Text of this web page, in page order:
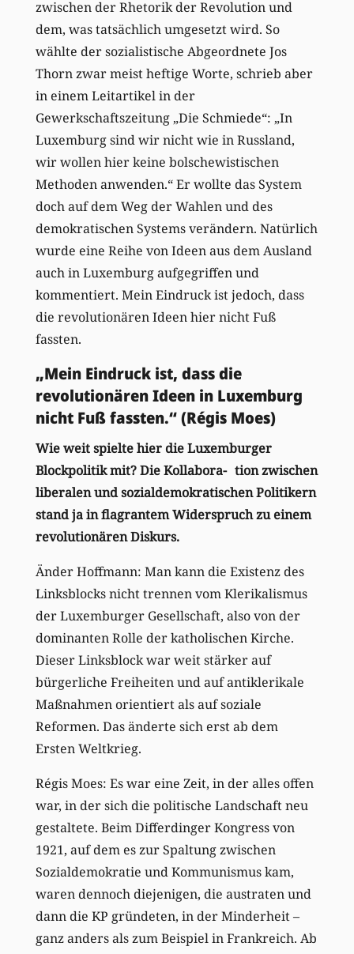
zwischen der Rhetorik der Revolution und
dem, was tatsächlich umgesetzt wird. So
wählte der sozialistische Abgeordnete Jos
Thorn zwar meist heftige Worte, schrieb aber
in einem Leitartikel in der
Gewerkschaftszeitung „Die Schmiede“: „In
Luxemburg sind wir nicht wie in Russland,
wir wollen hier keine bolschewistischen
Methoden anwenden.“ Er wollte das System
doch auf dem Weg der Wahlen und des
demokratischen Systems verändern. Natürlich
wurde eine Reihe von Ideen aus dem Ausland
auch in Luxemburg aufgegriffen und
kommentiert. Mein Eindruck ist jedoch, dass
die revolutionären Ideen hier nicht Fuß
fassten.
„Mein Eindruck ist, dass die
revolutionären Ideen in Luxemburg
nicht Fuß fassten.“ (Régis Moes)
Wie weit spielte hier die Luxemburger
Blockpolitik mit? Die Kollabora- tion zwischen
liberalen und sozialdemokratischen Politikern
stand ja in flagrantem Widerspruch zu einem
revolutionären Diskurs.
Änder Hoffmann: Man kann die Existenz des
Linksblocks nicht trennen vom Klerikalismus
der Luxemburger Gesellschaft, also von der
dominanten Rolle der katholischen Kirche.
Dieser Linksblock war weit stärker auf
bürgerliche Freiheiten und auf antiklerikale
Maßnahmen orientiert als auf soziale
Reformen. Das änderte sich erst ab dem
Ersten Weltkrieg.
Régis Moes: Es war eine Zeit, in der alles offen
war, in der sich die politische Landschaft neu
gestaltete. Beim Differdinger Kongress von
1921, auf dem es zur Spaltung zwischen
Sozialdemokratie und Kommunismus kam,
waren dennoch diejenigen, die austraten und
dann die KP gründeten, in der Minderheit –
ganz anders als zum Beispiel in Frankreich. Ab